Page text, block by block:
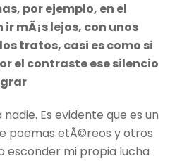
por ejemplo, en el
mÃ¡s lejos, con unos
tratos, casi es como si
el contraste ese silencio
Es evidente que es un
poemas etÃ©reos y otros
esconder mi propia lucha